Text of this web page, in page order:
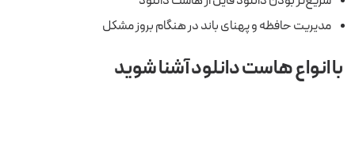
مدیریت حافظه و پهنای باند در هنگام بروز مشکل
با انواع هاست دانلود آشنا شوید